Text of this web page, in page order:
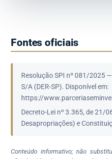
Fontes oficiais
Resolução SPI nº 081/2025
S/A (DER-SP). Disponível em:
https://
Decreto-Lei nº 3.365, de 21/
Desapropriações) e
Conteúdo informativo; não